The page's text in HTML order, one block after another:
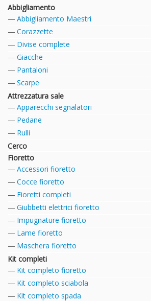
Abbigliamento
Abbigliamento Maestri
Corazzette
Divise complete
Giacche
Pantaloni
Scarpe
Attrezzatura sale
Apparecchi segnalatori
Pedane
Rulli
Cerco
Fioretto
Accessori fioretto
Cocce fioretto
Fioretti completi
Giubbetti elettrici fioretto
Impugnature fioretto
Lame fioretto
Maschera fioretto
Kit completi
Kit completo fioretto
Kit completo sciabola
Kit completo spada